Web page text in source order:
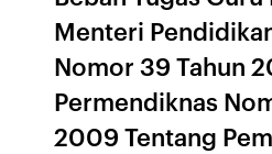
Menteri
Nomor 39 Tahun
Permendiknas
2009 Tentang